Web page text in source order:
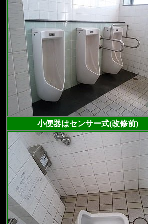
小便器はセンサー式(改修前)